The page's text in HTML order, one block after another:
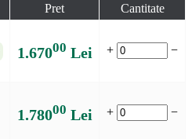
Pret Cantitate
1.67000 Lei + −
1.78000 Lei + −